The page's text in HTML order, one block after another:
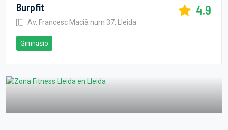
Burpfit
Av. Francesc Macià num 37, Lleida
4.9
Gimnasio